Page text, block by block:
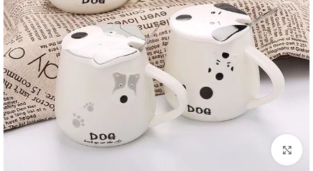
بزرگنمایی تصویر